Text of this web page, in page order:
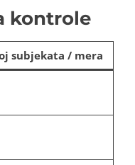
kontrole
subjekata / mera